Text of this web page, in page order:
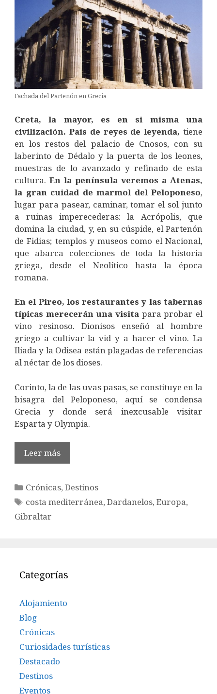
Fachada del Partenón en Grecia
Creta, la mayor, es en si misma una
civilización. País de reyes de leyenda, tiene
en los restos del palacio de Cnosos, con su
laberinto de Dédalo y la puerta de los leones,
muestras de lo avanzado y refinado de esta
cultura. En la península veremos a Atenas,
la gran cuidad de marmol del Peloponeso,
lugar para pasear, caminar, tomar el sol junto
a ruinas imperecederas: la Acrópolis, que
domina la ciudad, y, en su cúspide, el Partenón
de Fidias; templos y museos como el Nacional,
que abarca colecciones de toda la historia
griega, desde el Neolítico hasta la época
romana.
En el Pireo, los restaurantes y las tabernas
típicas merecerán una visita para probar el
vino resinoso. Dionisos enseñó al hombre
griego a cultivar la vid y a hacer el vino. La
Iliada y la Odisea están plagadas de referencias
al néctar de los dioses.
Corinto, la de las uvas pasas, se constituye en la
bisagra del Peloponeso, aquí se condensa
Grecia y donde será inexcusable visitar
Esparta y Olympia.
Leer más
Categorías
Crónicas,Destinos
Etiquetas
costa mediterránea,Dardanelos,Europa,
Gibraltar
Categorías
Alojamiento
Blog
Crónicas
Curiosidades turísticas
Destacado
Destinos
Eventos